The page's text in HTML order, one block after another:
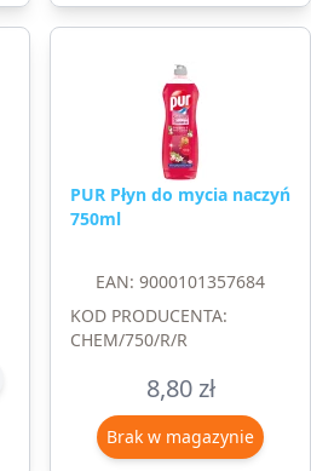
PUR Płyn do mycia naczyń
750ml
EAN: 9000101357684
KOD PRODUCENTA:
CHEM/750/R/R
8,80zł
Brak w magazynie